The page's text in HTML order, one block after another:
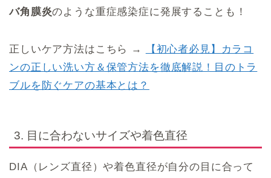
バ角膜炎のような重症感染症に発展することも！
正しいケア方法はこちら →
【初心者必見】カラコ
ンの正しい洗い方＆保管方法を徹底解説！目のトラ
ブルを防ぐケアの基本とは？
3. 目に合わないサイズや着色直径
DIA（レンズ直径）や着色直径が自分の目に合って